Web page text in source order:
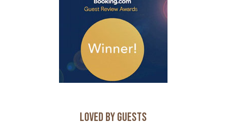
Loved by Guests